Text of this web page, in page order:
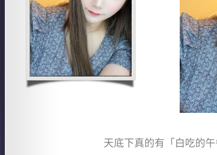
天底下真的有「白吃的